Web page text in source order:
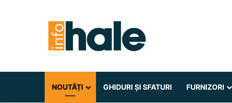
NOUTĂȚI GHIDURI ȘI SFATURI FURNIZORI